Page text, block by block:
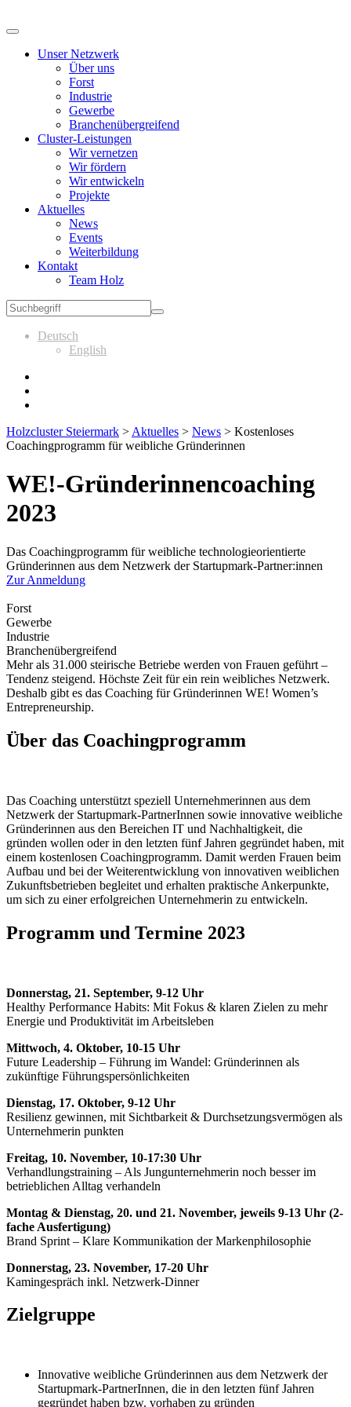
Unser Netzwerk
Über uns
Forst
Industrie
Gewerbe
Branchenübergreifend
Cluster-Leistungen
Wir vernetzen
Wir fördern
Wir entwickeln
Projekte
Aktuelles
News
Events
Weiterbildung
Kontakt
Team Holz
Deutsch
English
Holzcluster Steiermark > Aktuelles > News > Kostenloses
Coachingprogramm für weibliche Gründerinnen
WE!-Gründerinnencoaching
2023
Das Coachingprogramm für weibliche technologieorientierte
Gründerinnen aus dem Netzwerk der Startupmark-Partner:innen
Zur Anmeldung
Forst
Gewerbe
Industrie
Branchenübergreifend
Mehr als 31.000 steirische Betriebe werden von Frauen geführt –
Tendenz steigend. Höchste Zeit für ein rein weibliches Netzwerk.
Deshalb gibt es das Coaching für Gründerinnen WE! Women’s
Entrepreneurship.
Über das Coachingprogramm
Das Coaching unterstützt speziell Unternehmerinnen aus dem
Netzwerk der Startupmark-PartnerInnen sowie innovative weibliche
Gründerinnen aus den Bereichen IT und Nachhaltigkeit, die
gründen wollen oder in den letzten fünf Jahren gegründet haben, mit
einem kostenlosen Coachingprogramm. Damit werden Frauen beim
Aufbau und bei der Weiterentwicklung von innovativen weiblichen
Zukunftsbetrieben begleitet und erhalten praktische Ankerpunkte,
um sich zu einer erfolgreichen Unternehmerin zu entwickeln.
Programm und Termine 2023
Donnerstag, 21. September, 9-12 Uhr
Healthy Performance Habits: Mit Fokus & klaren Zielen zu mehr
Energie und Produktivität im Arbeitsleben
Mittwoch, 4. Oktober, 10-15 Uhr
Future Leadership – Führung im Wandel: Gründerinnen als
zukünftige Führungspersönlichkeiten
Dienstag, 17. Oktober, 9-12 Uhr
Resilienz gewinnen, mit Sichtbarkeit & Durchsetzungsvermögen als
Unternehmerin punkten
Freitag, 10. November, 10-17:30 Uhr
Verhandlungstraining – Als Jungunternehmerin noch besser im
betrieblichen Alltag verhandeln
Montag & Dienstag, 20. und 21. November, jeweils 9-13 Uhr (2-
fache Ausfertigung)
Brand Sprint – Klare Kommunikation der Markenphilosophie
Donnerstag, 23. November, 17-20 Uhr
Kamingespräch inkl. Netzwerk-Dinner
Zielgruppe
Innovative weibliche Gründerinnen aus dem Netzwerk der
Startupmark-PartnerInnen, die in den letzten fünf Jahren
gegründet haben bzw. vorhaben zu gründen